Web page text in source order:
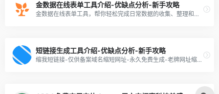
金数据在线表单工具介绍-优缺点分析-新手攻略
金数据在线表单工具，帮你轻松完成日常数据的收集、整理和分析工作
短链接生成工具介绍-优缺点分析-新手攻略
缩我短链接-仅供备案域名缩短网址-永久免费生成-老牌网址缩短工具-连通性好